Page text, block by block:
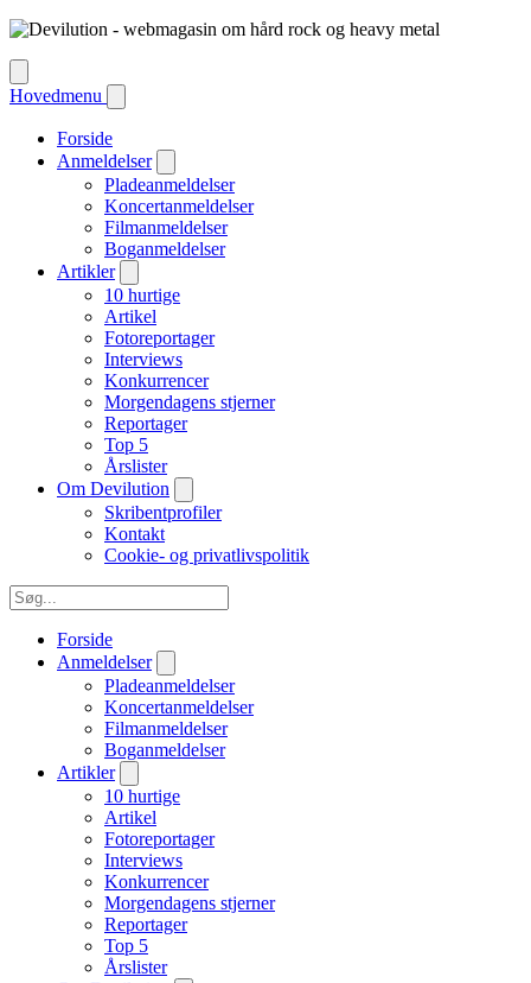
Hovedmenu
Forside
Anmeldelser
Pladeanmeldelser
Koncertanmeldelser
Filmanmeldelser
Boganmeldelser
Artikler
10 hurtige
Artikel
Fotoreportager
Interviews
Konkurrencer
Morgendagens stjerner
Reportager
Top 5
Årslister
Om Devilution
Skribentprofiler
Kontakt
Cookie- og privatlivspolitik
Forside
Anmeldelser
Pladeanmeldelser
Koncertanmeldelser
Filmanmeldelser
Boganmeldelser
Artikler
10 hurtige
Artikel
Fotoreportager
Interviews
Konkurrencer
Morgendagens stjerner
Reportager
Top 5
Årslister